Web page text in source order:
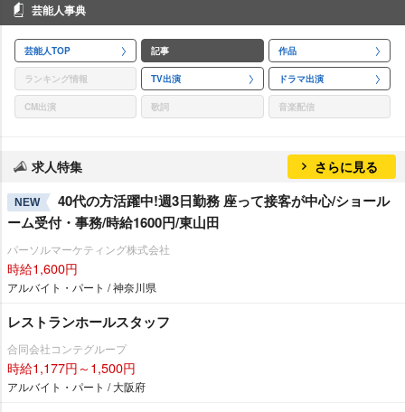
芸能人事典
芸能人TOP 記事 作品
ランキング情報 TV出演 ドラマ出演
CM出演 歌詞 音楽配信
求人特集 さらに見る
NEW
40代の方活躍中!週3日勤務 座って接客が中心/ショール
ーム受付・事務/時給1600円/東山田
パーソルマーケティング株式会社
時給1,600円
アルバイト・パート / 神奈川県
レストランホールスタッフ
合同会社コンテグループ
時給1,177円～1,500円
アルバイト・パート / 大阪府